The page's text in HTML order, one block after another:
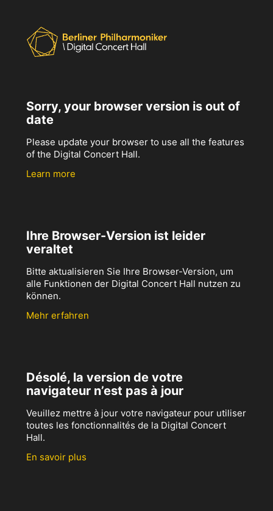
Sorry, your browser version is out of
date
Please update your browser to use all the features
of the Digital Concert Hall.
Learn more
Ihre Browser-Version ist leider
veraltet
Bitte aktualisieren Sie Ihre Browser-Version, um
alle Funktionen der Digital Concert Hall nutzen zu
können.
Mehr erfahren
Désolé, la version de votre
navigateur n’est pas à jour
Veuillez mettre à jour votre navigateur pour utiliser
toutes les fonctionnalités de la Digital Concert
Hall.
En savoir plus